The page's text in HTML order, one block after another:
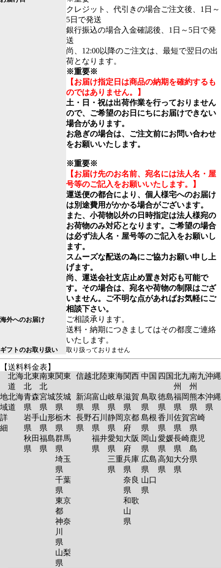
クレジット、代引きの場合ご注文後、1日～
5日で発送
銀行振込の場合入金確認後、1日～5日で発
送
尚、12:00以降のご注文は、最短で翌日の出
荷となります。
※重要※
【お届け指定日は商品の納期を確約するも
のではありません。】
土・日・祝は出荷作業を行っておりません
ので、ご希望のお日にちにお届けできない
場合があります。
お急ぎの場合は、ご注文前にお問い合わせ
をお願いいたします。
※重要※
【お届け先のお名前、宛名には法人名・屋
号等のご記入をお願いいたします。】
運送便の都合により、個人様宅へのお届け
は別途費用がかかる場合がございます。
また、小荷物以外の日時指定は法人様宛の
お荷物のみ対応となります。ご希望の場合
は必ず法人名・屋号等のご記入をお願いし
ます。
スムーズな配送の為にご協力お願い申し上
げます。
尚、運送会社支店止め置き対応も可能で
す。その場合は、宛名や荷物の制限はござ
いません。ご不明な点があればお気軽にご
相談下さい。
海外へのお届け
ご相談承ります。
送料・納期につきましてはその都度ご連絡
いたします。
ギフトのお取り扱い 取り扱っておりません
【送料料金表】
北海
道
北東
北
南東
北
関東 信越北陸東海関西 中国 四国北九
州
南九
州
沖縄
地
域
詳
細
北海
道
青森
県
岩手
県
秋田
県
宮城
県
山形
県
福島
県
茨城
県
栃木
県
群馬
県
埼玉
県
千葉
県
東京
都
神奈
川
県
山梨
県
新潟
県
長野
県
富山
県
石川
県
福井
県
岐阜
県
静岡
県
愛知
県
三重
県
滋賀
県
京都
府
大阪
府
兵庫
県
奈良
県
和歌
山
県
鳥取
県
島根
県
岡山
県
広島
県
山口
県
徳島
県
香川
県
愛媛
県
高知
県
福岡
県
佐賀
県
長崎
県
大分
県
熊本
県
宮崎
県
鹿児
島
県
沖縄
県